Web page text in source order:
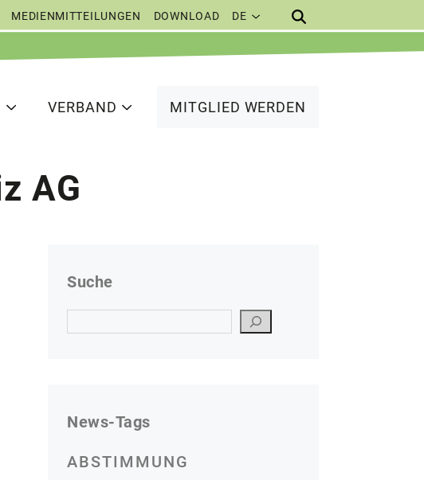
MEDIENMITTEILUNGEN DOWNLOAD DE
VERBAND MITGLIED WERDEN
AG
Suche
News-Tags
ABSTIMMUNG